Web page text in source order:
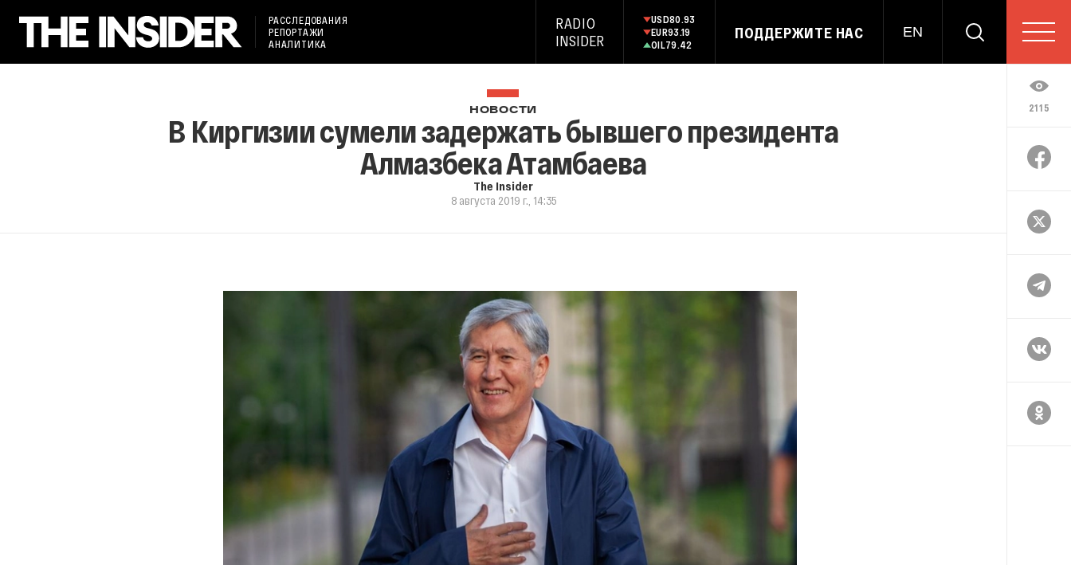
РАССЛЕДОВАНИЯ
РЕПОРТАЖИ
АНАЛИТИКА
RADIO
INSIDER
USD80.93
EUR93.19
OIL79.42
ПОДДЕРЖИТЕ НАС EN
2115
НОВОСТИ
В Киргизии сумели задержать бывшего президента
Алмазбека Атамбаева
The Insider
8 августа 2019 г., 14:35